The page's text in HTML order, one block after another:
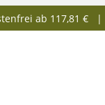
ab 117,81 € |